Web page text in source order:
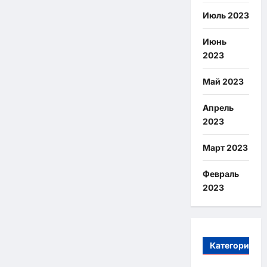
Июль 2023
Июнь
2023
Май 2023
Апрель
2023
Март 2023
Февраль
2023
Категории